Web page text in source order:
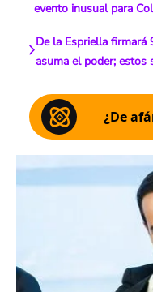
evento inusual para
De la Espriella firmará
asuma el poder;
¿De